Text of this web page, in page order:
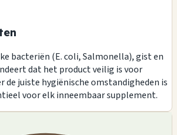
bacteriën (E. coli, Salmonella), gist en
dat het product veilig is voor
de juiste hygiënische omstandigheden is
voor elk inneembaar supplement.